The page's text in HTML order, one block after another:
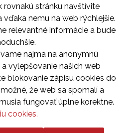
časť Bratislava-Dubravka
aredakčný systém odAlejTech,
spol. s r.o.
rovnakú stránku navštívite
vďaka nemu na web rýchlejšie.
relevantné informácie a bude
najmä na anonymnú
vylepšovanie našich web
blokovanie zápisu cookies do
že web sa spomalí a
fungovať úplne korektne.
cookies.